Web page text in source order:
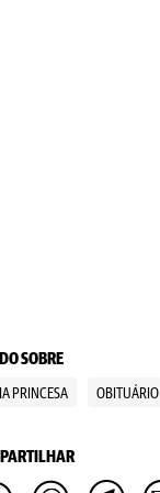
SOBRE
PRINCESA OBITUÁRIO